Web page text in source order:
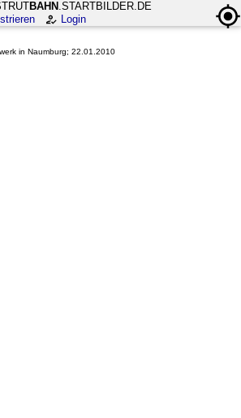
BAHN .STARTBILDER.DE
Login
in Naumburg; 22.01.2010